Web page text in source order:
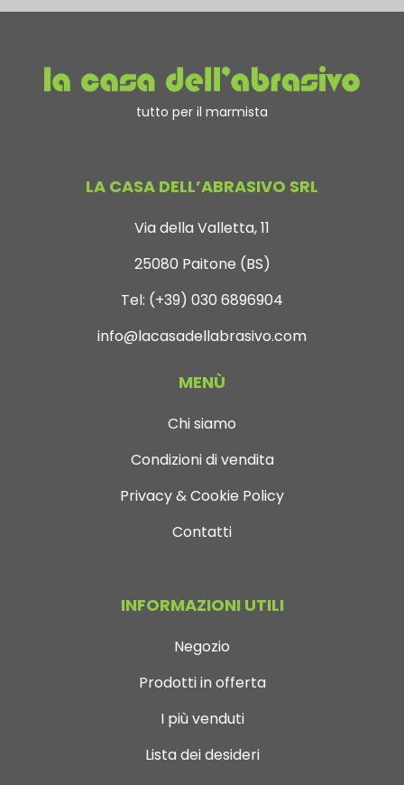
tutto per il marmista
LA CASA DELL’ABRASIVO SRL
Via della Valletta, 11
25080 Paitone (BS)
Tel: (+39) 030 6896904
info@lacasadellabrasivo.com
MENÙ
Chi siamo
Condizioni di vendita
Privacy & Cookie Policy
Contatti
INFORMAZIONI UTILI
Negozio
Prodotti in offerta
I più venduti
Lista dei desideri